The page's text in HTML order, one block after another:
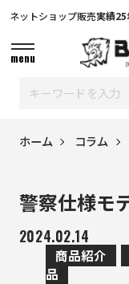
ネットショップ販売実績25
menu
ホーム コラム
警察仕様モ
2024.02.14
商品紹介
品